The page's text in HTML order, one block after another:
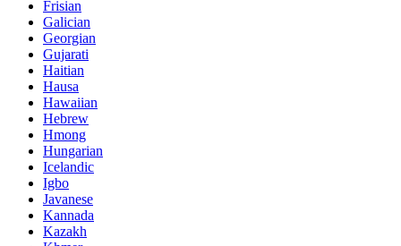
Frisian
Galician
Georgian
Gujarati
Haitian
Hausa
Hawaiian
Hebrew
Hmong
Hungarian
Icelandic
Igbo
Javanese
Kannada
Kazakh